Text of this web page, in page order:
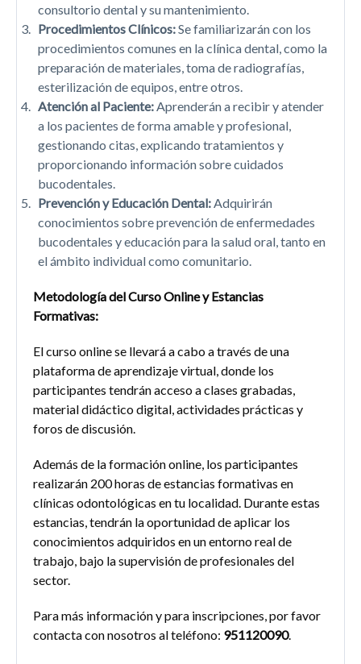
consultorio dental y su mantenimiento.
Procedimientos Clínicos:Se familiarizarán con los
procedimientos comunes en la clínica dental, como la
preparación de materiales, toma de radiografías,
esterilización de equipos, entre otros.
Atención al Paciente: Aprenderán a recibir y atender
a los pacientes de forma amable y profesional,
gestionando citas, explicando tratamientos y
proporcionando información sobre cuidados
bucodentales.
Prevención y Educación Dental: Adquirirán
conocimientos sobre prevención de enfermedades
bucodentales y educación para la salud oral, tanto en
el ámbito individual como comunitario.
Metodología del Curso Online y Estancias
Formativas:
El curso online se llevará a cabo a través de una
plataforma de aprendizaje virtual, donde los
participantes tendrán acceso a clases grabadas,
material didáctico digital, actividades prácticas y
foros de discusión.
Además de la formación online, los participantes
realizarán 200 horas de estancias formativas en
clínicas odontológicas en tu localidad. Durante estas
estancias, tendrán la oportunidad de aplicar los
conocimientos adquiridos en un entorno real de
trabajo, bajo la supervisión de profesionales del
sector.
Para más información y para inscripciones, por favor
contacta con nosotros al teléfono: 951120090.